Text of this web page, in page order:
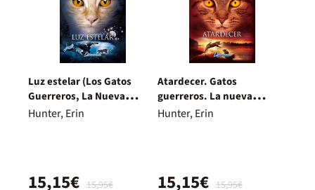
Luz estelar (Los Gatos
Guerreros, La Nueva
Profecía 4)
Hunter, Erin
15,95€
15,15€
Atardecer. Gatos
guerreros. La nueva
profecía
Hunter, Erin
15,95€
15,15€